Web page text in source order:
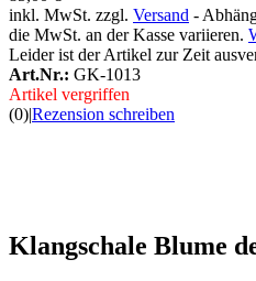
inkl. MwSt. zzgl. Versand -
die MwSt. an der Kasse variieren.
Leider ist der Artikel zur Zeit
Art.Nr.: GK-1013
Artikel vergriffen
(0)|Rezension schreiben
Klangschale Blume